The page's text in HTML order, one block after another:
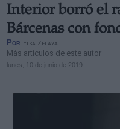
Interior borró el
Bárcenas con
Por Elsa Zelaya
Más artículos de este autor
lunes, 10 de junio de 2019